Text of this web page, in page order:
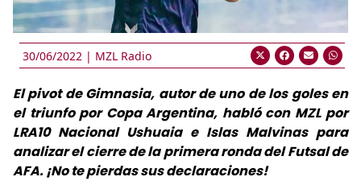
30/06/2022 | MZL Radio
El pivot de Gimnasia, autor de uno de los goles en
el triunfo por Copa Argentina, habló con MZL por
LRA10 Nacional Ushuaia e Islas Malvinas para
analizar el cierre de la primera ronda del Futsal de
AFA. ¡No te pierdas sus declaraciones!